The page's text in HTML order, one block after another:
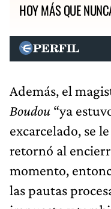
HOY MÁS QUE
Además, el
Boudou “ya
excarcelado, se
retornó al
momento,
las pautas